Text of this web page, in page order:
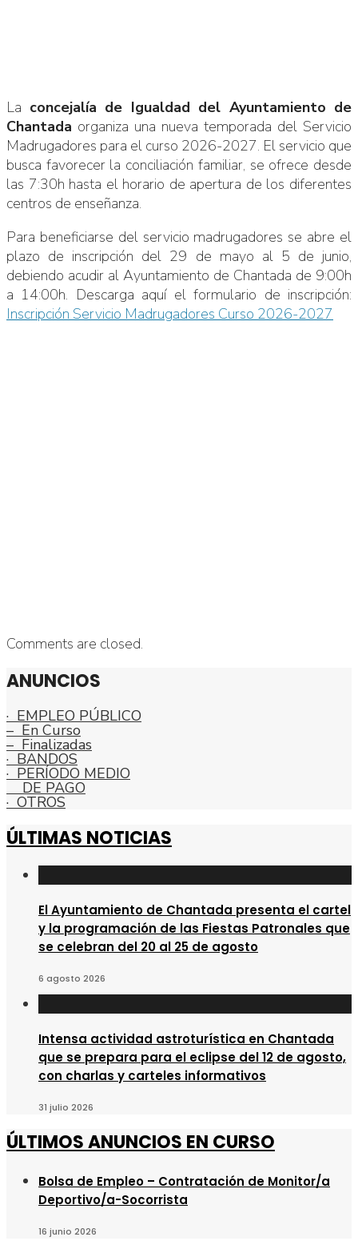
La concejalía de Igualdad del Ayuntamiento de
Chantada organiza una nueva temporada del Servicio
Madrugadores para el curso 2026-2027. El servicio que
busca favorecer la conciliación familiar, se ofrece desde
las 7:30h hasta el horario de apertura de los diferentes
centros de enseñanza.
Para beneficiarse del servicio madrugadores se abre el
plazo de inscripción del 29 de mayo al 5 de junio,
debiendo acudir al Ayuntamiento de Chantada de 9:00h
a 14:00h. Descarga aquí el formulario de inscripción:
Inscripción Servicio Madrugadores Curso 2026-2027
Comments are closed.
ANUNCIOS
· EMPLEO PÚBLICO
– En Curso
– Finalizadas
· BANDOS
· PERÍODO MEDIO
DE PAGO
· OTROS
ÚLTIMAS NOTICIAS
El Ayuntamiento de Chantada presenta el cartel
y la programación de las Fiestas Patronales que
se celebran del 20 al 25 de agosto
6 agosto 2026
Intensa actividad astroturística en Chantada
que se prepara para el eclipse del 12 de agosto,
con charlas y carteles informativos
31 julio 2026
ÚLTIMOS ANUNCIOS EN CURSO
Bolsa de Empleo – Contratación de Monitor/a
Deportivo/a-Socorrista
16 junio 2026